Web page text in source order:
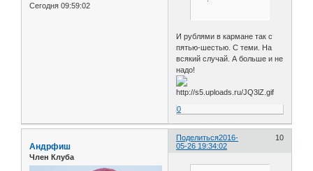
Сегодня 09:59:02
И рублями в кармане так с
пятью-шестью. С теми. На
всякий случай. А больше и не
надо!
0
Поделиться 10
2016-
05-26 19:34:02
Андрфиш
Член Клуба